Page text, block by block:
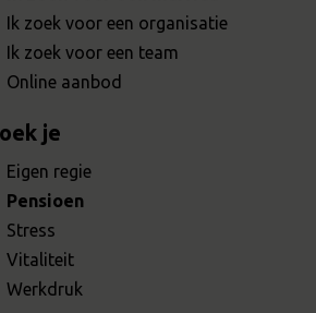
Ik zoek voor een organisatie
Ik zoek voor een team
Online aanbod
je
Eigen regie
Pensioen
Stress
Vitaliteit
Werkdruk